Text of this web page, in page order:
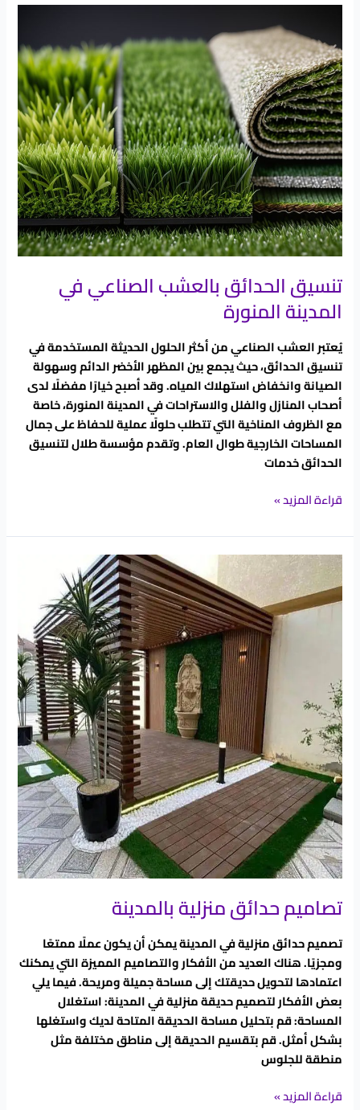
تنسيق الحدائق بالعشب الصناعي في
المدينة المنورة
يُعتبر العشب الصناعي من أكثر الحلول الحديثة المستخدمة في
تنسيق الحدائق، حيث يجمع بين المظهر الأخضر الدائم وسهولة
الصيانة وانخفاض استهلاك المياه. وقد أصبح خيارًا مفضلًا لدى
أصحاب المنازل والفلل والاستراحات في المدينة المنورة، خاصة
مع الظروف المناخية التي تتطلب حلولًا عملية للحفاظ على جمال
المساحات الخارجية طوال العام. وتقدم مؤسسة طلال لتنسيق
الحدائق خدمات
الحدائق
بالعشب
الصناعي
في
المدينة
المنورة
قراءة المزيد »
تصاميم حدائق منزلية بالمدينة
تصميم حدائق منزلية في المدينة يمكن أن يكون عملًا ممتعًا
ومجزيًا. هناك العديد من الأفكار والتصاميم المميزة التي يمكنك
اعتمادها لتحويل حديقتك إلى مساحة جميلة ومريحة. فيما يلي
بعض الأفكار لتصميم حديقة منزلية في المدينة: استغلال
المساحة: قم بتحليل مساحة الحديقة المتاحة لديك واستغلها
بشكل أمثل. قم بتقسيم الحديقة إلى مناطق مختلفة مثل
منطقة للجلوس
تصاميم
حدائق
منزلية
قراءة المزيد »